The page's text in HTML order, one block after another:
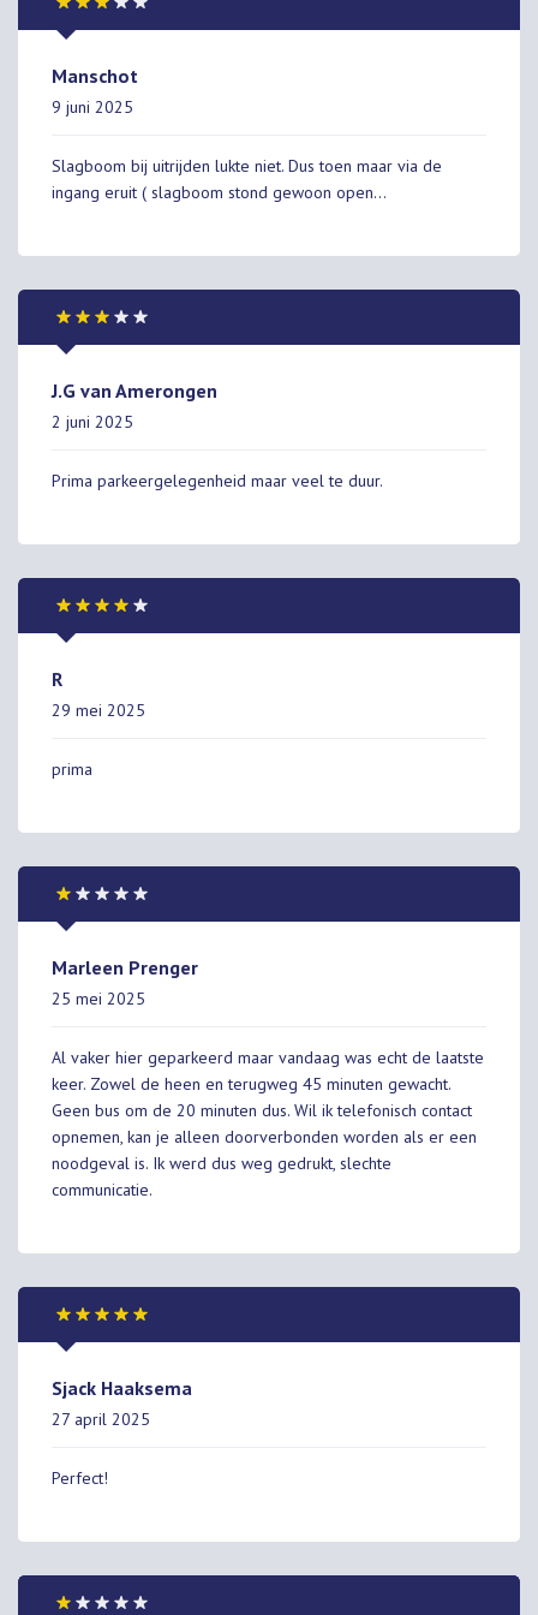
vraag van de chauffeur of ik al dan niet tevreden ben met
de verleende diensten antwoordde ik in alle eerlijkheid dat
zeer druk bij hun is. We hebben al een klacht naar
klantendienst gestuurd, maar ook daar de communicatie
worden niet gelezen. We krijgen elke keer een standaard
antwoord.
Manschot
9 juni 2025
Slagboom bij uitrijden lukte niet. Dus toen maar via de
ingang eruit ( slagboom stond gewoon open…
J.G van Amerongen
2 juni 2025
Prima parkeergelegenheid maar veel te duur.
R
29 mei 2025
prima
Marleen Prenger
25 mei 2025
Al vaker hier geparkeerd maar vandaag was echt de laatste
keer. Zowel de heen en terugweg 45 minuten gewacht.
Geen bus om de 20 minuten dus. Wil ik telefonisch contact
opnemen, kan je alleen doorverbonden worden als er een
noodgeval is. Ik werd dus weg gedrukt, slechte
communicatie.
Sjack Haaksema
27 april 2025
Perfect!